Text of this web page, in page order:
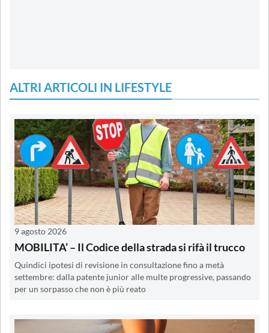
ALTRI ARTICOLI IN LIFESTYLE
9 agosto 2026
MOBILITA’ – Il Codice della strada si rifà il trucco
Quindici ipotesi di revisione in consultazione fino a metà
settembre: dalla patente junior alle multe progressive, passando
per un sorpasso che non è più reato